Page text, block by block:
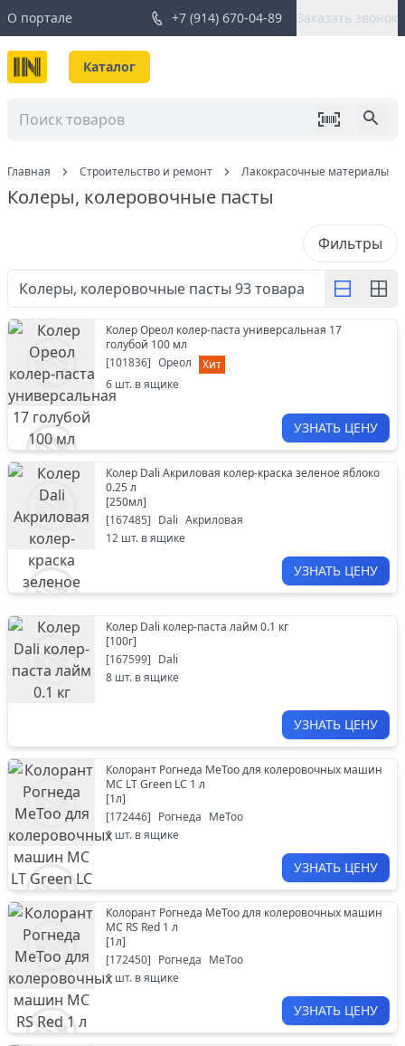
О портале +7 (914) 670-04-89 Заказать звонок
Каталог
Главная Строительство и ремонт Лакокрасочные материалы
Колеры, колеровочные пасты
Фильтры
Колеры, колеровочные пасты 93товара
Колер Ореол колер-паста универсальная 17
голубой 100 мл
[101836] Ореол
Хит
6 шт. в ящике
УЗНАТЬ ЦЕНУ
Колер Dali Акриловая колер-краска зеленое яблоко
0.25 л
[250мл]
[167485] Dali Акриловая
12 шт. в ящике
УЗНАТЬ ЦЕНУ
Колер Dali колер-паста лайм 0.1 кг
[100г]
[167599] Dali
8 шт. в ящике
УЗНАТЬ ЦЕНУ
Колорант Рогнеда MeToo для колеровочных машин
МС LT Green LC 1 л
[1л]
[172446] Рогнеда MeToo
1 шт. в ящике
УЗНАТЬ ЦЕНУ
Колорант Рогнеда MeToo для колеровочных машин
МС RS Red 1 л
[1л]
[172450] Рогнеда MeToo
1 шт. в ящике
УЗНАТЬ ЦЕНУ